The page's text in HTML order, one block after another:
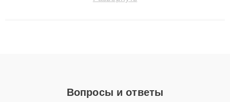
Вопросы и ответы